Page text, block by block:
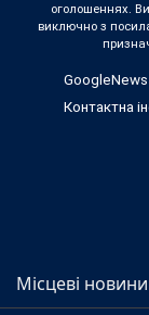
оголошеннях.
виключно з
GoogleNews
Контактна
Місцеві новини